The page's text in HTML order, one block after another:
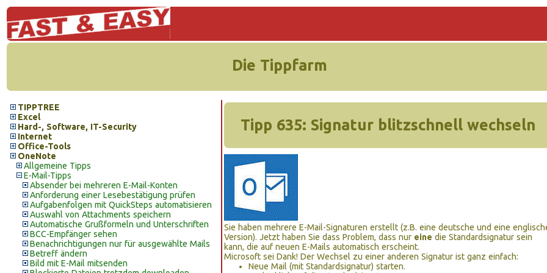
Die Tippfarm
TIPPTREE
Excel
Hard-, Software, IT-Security
Internet
Office-Tools
OneNote
Allgemeine Tipps
E-Mail-Tipps
Absender bei mehreren E-Mail-Konten
Anforderung einer Lesebestätigung prüfen
Aufgabenfolgen mit QuickSteps automatisieren
Auswahl von Attachments speichern
Automatische Grußformeln und Unterschriften
BCC-Empfänger sehen
Benachrichtigungen nur für ausgewählte Mails
Betreff ändern
Bild mit E-Mail mitsenden
Tipp 635: Signatur blitzschnell wechseln
Sie haben mehrere E-Mail-Signaturen erstellt (z.B. eine deutsche und eine
Version). Jetzt haben Sie dass Problem, dass nur eine die Standardsignatur sein
kann, die auf neuen E-Mails automatisch erscheint.
Microsoft sei Dank! Der Wechsel zu einer anderen Signatur ist ganz einfach:
Neue Mail (mit Standardsignatur) starten.